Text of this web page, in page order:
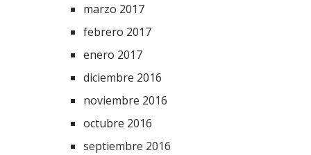
marzo 2017
febrero 2017
enero 2017
diciembre 2016
noviembre 2016
octubre 2016
septiembre 2016